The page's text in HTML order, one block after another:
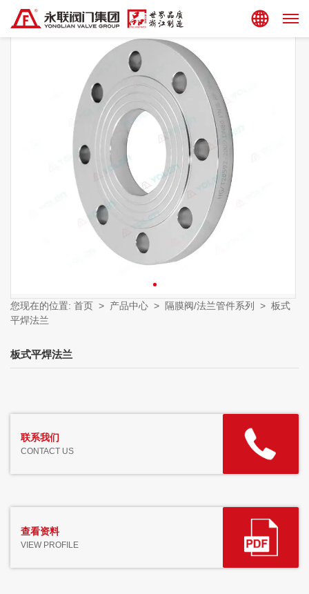
集团站点
您现在的位置: 首页 > 产品中心 > 隔膜阀/法兰管件系列 > 板式
平焊法兰
板式平焊法兰
联系我们
CONTACT US
查看资料
VIEW PROFILE